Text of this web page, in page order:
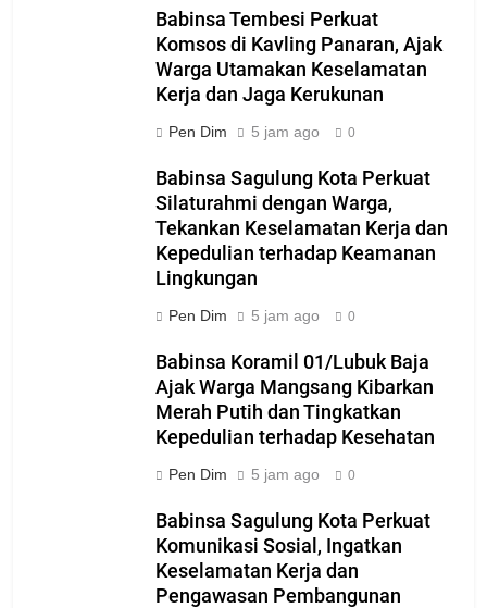
Babinsa Tembesi Perkuat
Komsos di Kavling Panaran, Ajak
Warga Utamakan Keselamatan
Kerja dan Jaga Kerukunan
Pen Dim 5 jam ago 0
Babinsa Sagulung Kota Perkuat
Silaturahmi dengan Warga,
Tekankan Keselamatan Kerja dan
Kepedulian terhadap Keamanan
Lingkungan
Pen Dim 5 jam ago 0
Babinsa Koramil 01/Lubuk Baja
Ajak Warga Mangsang Kibarkan
Merah Putih dan Tingkatkan
Kepedulian terhadap Kesehatan
Pen Dim 5 jam ago 0
Babinsa Sagulung Kota Perkuat
Komunikasi Sosial, Ingatkan
Keselamatan Kerja dan
Pengawasan Pembangunan